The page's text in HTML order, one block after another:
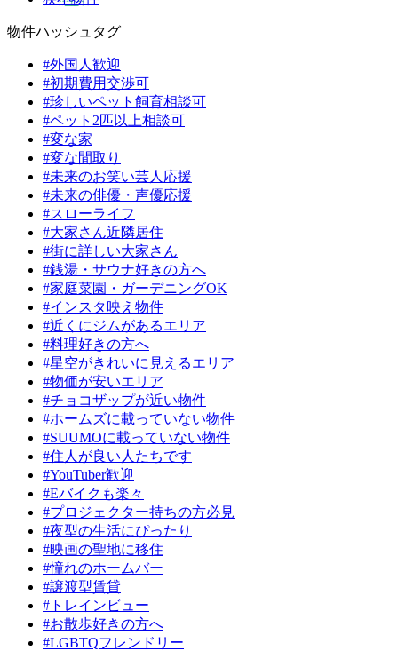
物件ハッシュタグ
#外国人歓迎
#初期費用交渉可
#珍しいペット飼育相談可
#ペット2匹以上相談可
#変な家
#変な間取り
#未来のお笑い芸人応援
#未来の俳優・声優応援
#スローライフ
#大家さん近隣居住
#街に詳しい大家さん
#銭湯・サウナ好きの方へ
#家庭菜園・ガーデニングOK
#インスタ映え物件
#近くにジムがあるエリア
#料理好きの方へ
#星空がきれいに見えるエリア
#物価が安いエリア
#チョコザップが近い物件
#ホームズに載っていない物件
#SUUMOに載っていない物件
#住人が良い人たちです
#YouTuber歓迎
#Eバイクも楽々
#プロジェクター持ちの方必見
#夜型の生活にぴったり
#映画の聖地に移住
#憧れのホームバー
#譲渡型賃貸
#トレインビュー
#お散歩好きの方へ
#LGBTQフレンドリー